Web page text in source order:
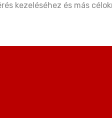
kezeléséhez és más